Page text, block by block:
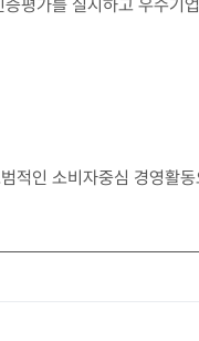
평가를 실시하고 우수기
적인 소비자중심 경영활동